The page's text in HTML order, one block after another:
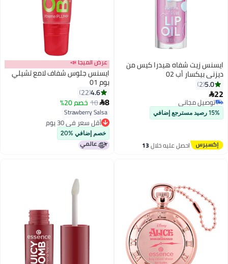
ايسنس زيت شفاه هيدرا كيس من
ديزني بيكسار أب 02
5.0
2
22
توصيل مجاني
توصيل مجاني
15% رصيد مسترجع إضافي
احصل عليه خلال13
عرض الميجا 📣
ايسنس جلوس شفاف لامع تشيلي
بوم 01
4.6
22
8
10 خصم 20%
Strawberry Salsa
أقل سعر في 30 يوم
أقل سعر في 30 يوم
خصم إضافي %20